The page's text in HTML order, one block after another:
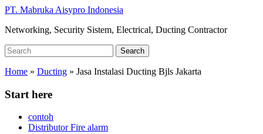
Skip
main
PT. Mabruka Aisypro Indonesia
Networking, Security Sistem, Electrical, Ducting Contractor
Search
for:
Search
Home » Ducting » Jasa Instalasi Ducting Bjls Jakarta
Start here
contoh
Distributor Fire alarm